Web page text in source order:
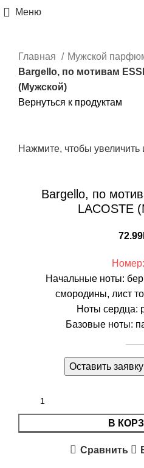
Меню
Главная
Мужской
Bargello, по мотивам
(Мужской)
Вернуться к продуктам
Нажмите, чтобы увеличить
Bargello, по
LACOSTE
72.99
Начальные ноты:
смородины, лист
Ноты сердца:
Базовые ноты:
Оставить заявку
В
Сравнить